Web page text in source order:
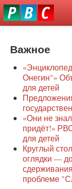
Перейти
к
О нас
Защита
Образование
Наше
Регионы
Видео
Важное
Онегин"»
для детей
«Они не
придёт!»
для детей
Круглый
оглядки —
проблеме